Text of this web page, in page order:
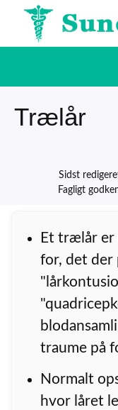
Hop
Trælår
Sidst
Fagligt
Et trælår er
for, det der
traume på
Normalt
hvor låret